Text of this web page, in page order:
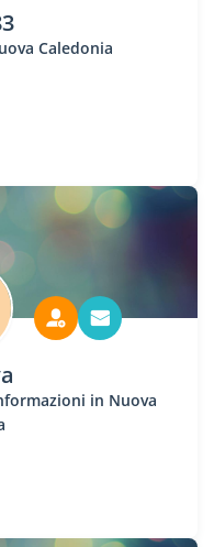
Caledonia
in Nuova